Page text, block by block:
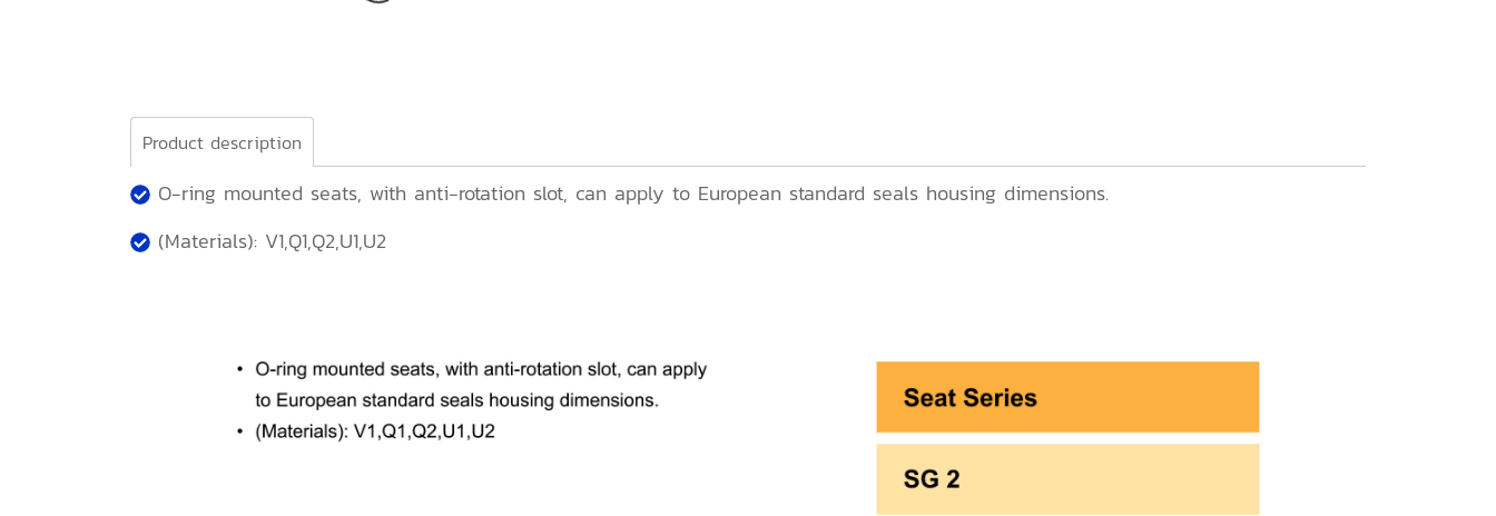
Product description
O-ring mounted seats, with anti-rotation slot, can apply to European standard seals housing dimensions.
(Materials): V1,Q1,Q2,U1,U2